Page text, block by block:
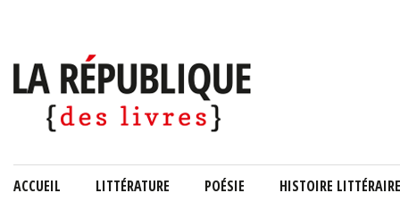
ACCUEIL LITTÉRATURE POÉSIE HISTOIRE LITTÉRAIRE